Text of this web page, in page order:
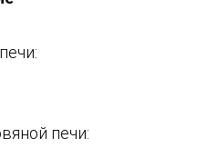
печи: